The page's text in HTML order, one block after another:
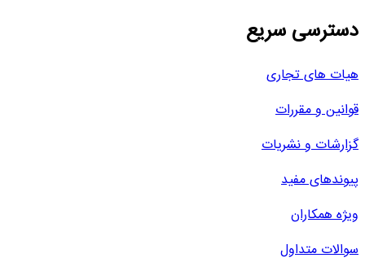
دسترسی سریع
هیات های تجاری
قوانین و مقررات
گزارشات و نشریات
پیوندهای مفید
ویژه همکاران
سوالات متداول